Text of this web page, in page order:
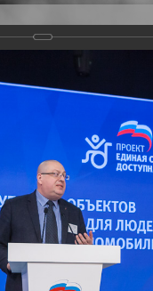
Версия для слабовидящих
Деятельность
страна -
инвалидностью и